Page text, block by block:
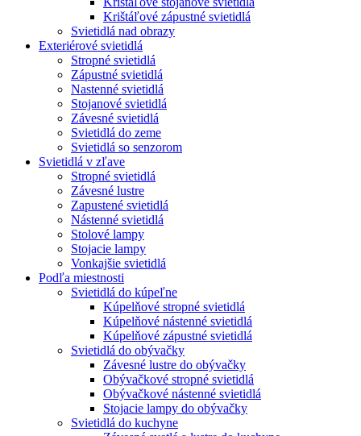
Krištáľové zápustné svietidlá
Svietidlá nad obrazy
Exteriérové svietidlá
Stropné svietidlá
Zápustné svietidlá
Nastenné svietidlá
Stojanové svietidlá
Závesné svietidlá
Svietidlá do zeme
Svietidlá so senzorom
Svietidlá v zľave
Stropné svietidlá
Závesné lustre
Zapustené svietidlá
Nástenné svietidlá
Stolové lampy
Stojacie lampy
Vonkajšie svietidlá
Podľa miestnosti
Svietidlá do kúpeľne
Kúpelňové stropné svietidlá
Kúpelňové nástenné svietidlá
Kúpelňové zápustné svietidlá
Svietidlá do obývačky
Závesné lustre do obývačky
Obývačkové stropné svietidlá
Obývačkové nástenné svietidlá
Stojacie lampy do obývačky
Svietidlá do kuchyne